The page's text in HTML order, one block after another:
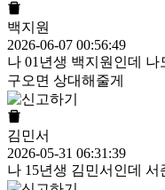
백지원
2026-06-07 00:56:49
나 01년생 백지원인데
구오면 상대해줄게
김민서
2026-05-31 06:31:39
나 15년생 김민서인데